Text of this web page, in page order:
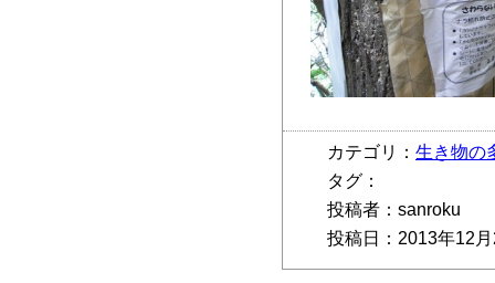
カテゴリ： 生き物の
タグ：
投稿者：sanroku
投稿日：2013年12